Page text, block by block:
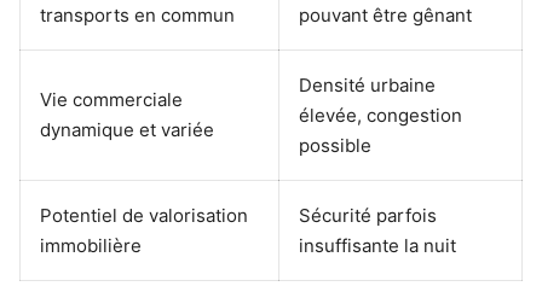
transports en commun
pouvant être gênant
Vie commerciale
dynamique et variée
Densité urbaine
élevée, congestion
possible
Potentiel de valorisation
immobilière
Sécurité parfois
insuffisante la nuit